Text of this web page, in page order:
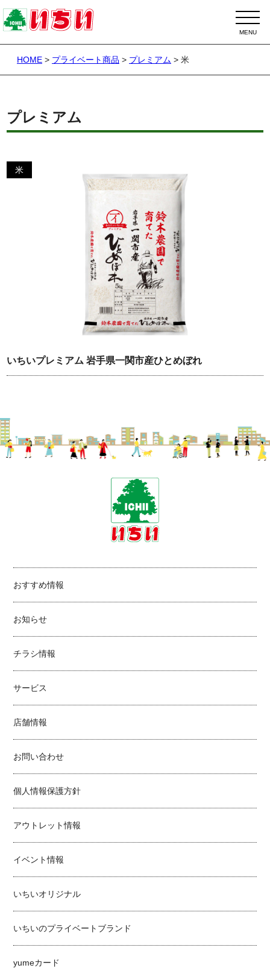
HOME > プライベート商品 > プレミアム > 米
プレミアム
米
いちいプレミアム 岩手県一関市産ひとめぼれ
おすすめ情報
お知らせ
チラシ情報
サービス
店舗情報
お問い合わせ
個人情報保護方針
アウトレット情報
イベント情報
いちいオリジナル
いちいのプライベートブランド
yumeカード